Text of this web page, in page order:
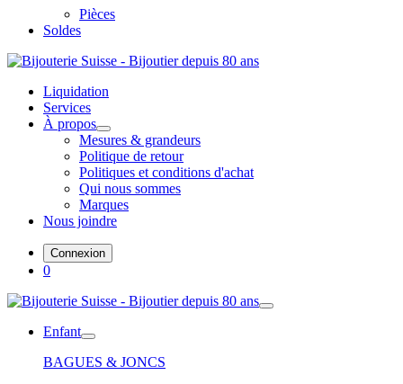
Pièces
Soldes
Liquidation
Services
À propos
Mesures & grandeurs
Politique de retour
Politiques et conditions d'achat
Qui nous sommes
Marques
Nous joindre
Connexion
0
Enfant
BAGUES & JONCS